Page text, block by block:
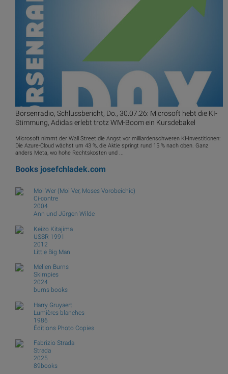
Börsenradio, Schlussbericht, Do., 30.07.26: Microsoft hebt die KI-
Stimmung, Adidas erlebt trotz WM-Boom ein Kursdebakel
Microsoft nimmt der Wall Street die Angst vor milliardenschweren KI-Investitionen:
Die Azure-Cloud wächst um 43 %, die Aktie springt rund 15 % nach oben. Ganz
anders Meta, wo hohe Rechtskosten und ...
Books josefchladek.com
Moi Wer (Moi Ver, Moses Vorobeichic)
Ci-contre
2004
Ann und Jürgen Wilde
Keizo Kitajima
USSR 1991
2012
Little Big Man
Mellen Burns
Skimpies
2024
burns books
Harry Gruyaert
Lumières blanches
1986
Éditions Photo Copies
Fabrizio Strada
Strada
2025
89books